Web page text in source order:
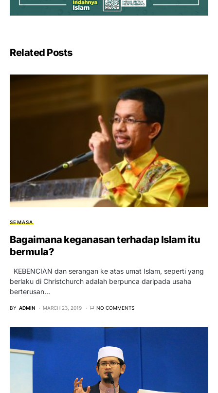
Related Posts
SEMASA
Bagaimana keganasan terhadap Islam itu
bermula?
KEBENCIAN dan serangan ke atas umat Islam, seperti yang
berlaku di Christchurch adalah berpunca daripada usaha
berterusan…
BY ADMIN MARCH 23, 2019 NO COMMENTS